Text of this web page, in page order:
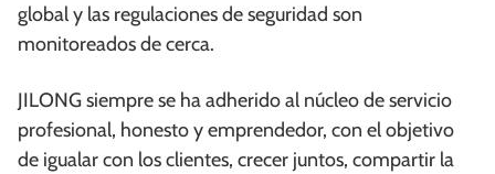
global y las regulaciones de seguridad son
monitoreados de cerca.
JILONG siempre se ha adherido al núcleo de servicio
profesional, honesto y emprendedor, con el objetivo
de igualar con los clientes, crecer juntos, compartir la